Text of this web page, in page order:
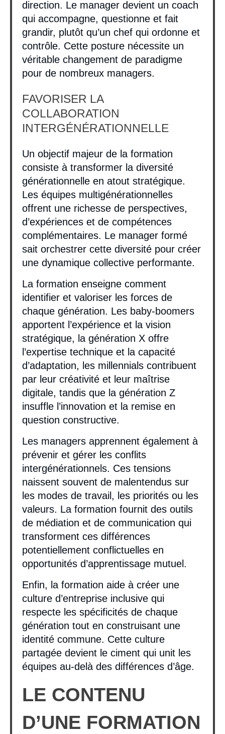
direction. Le manager devient un coach
qui accompagne, questionne et fait
grandir, plutôt qu’un chef qui ordonne et
contrôle. Cette posture nécessite un
véritable changement de paradigme
pour de nombreux managers.
FAVORISER LA
COLLABORATION
INTERGÉNÉRATIONNELLE
Un objectif majeur de la formation
consiste à transformer la diversité
générationnelle en atout stratégique.
Les équipes multigénérationnelles
offrent une richesse de perspectives,
d’expériences et de compétences
complémentaires. Le manager formé
sait orchestrer cette diversité pour créer
une dynamique collective performante.
La formation enseigne comment
identifier et valoriser les forces de
chaque génération. Les baby-boomers
apportent l’expérience et la vision
stratégique, la génération X offre
l’expertise technique et la capacité
d’adaptation, les millennials contribuent
par leur créativité et leur maîtrise
digitale, tandis que la génération Z
insuffle l’innovation et la remise en
question constructive.
Les managers apprennent également à
prévenir et gérer les conflits
intergénérationnels. Ces tensions
naissent souvent de malentendus sur
les modes de travail, les priorités ou les
valeurs. La formation fournit des outils
de médiation et de communication qui
transforment ces différences
potentiellement conflictuelles en
opportunités d’apprentissage mutuel.
Enfin, la formation aide à créer une
culture d’entreprise inclusive qui
respecte les spécificités de chaque
génération tout en construisant une
identité commune. Cette culture
partagée devient le ciment qui unit les
équipes au-delà des différences d’âge.
LE CONTENU
D’UNE FORMATION